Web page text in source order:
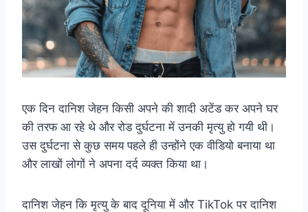
एक दिन दानिश जेहन किसी अपने की शादी अटेंड कर अपने घर
की तरफ आ रहे थे और रोड दुर्घटना में उनकी मृत्यु हो गयी थी।
उस दुर्घटना से कुछ समय पहले ही उन्होंने एक वीडियो बनाया था
और लाखों लोगों ने अपना दर्द व्यक्त किया था।
दानिश जेहन कि मृत्यु के बाद दूनिया में और TikTok पर दानिश